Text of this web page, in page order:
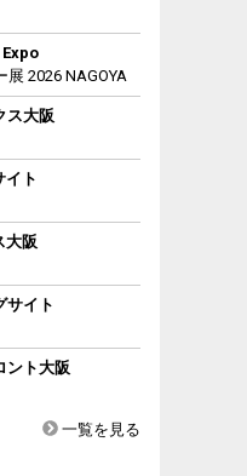
2026 NAGOYA
ス大阪
イト
大阪
サイト
ント大阪
一覧を見る